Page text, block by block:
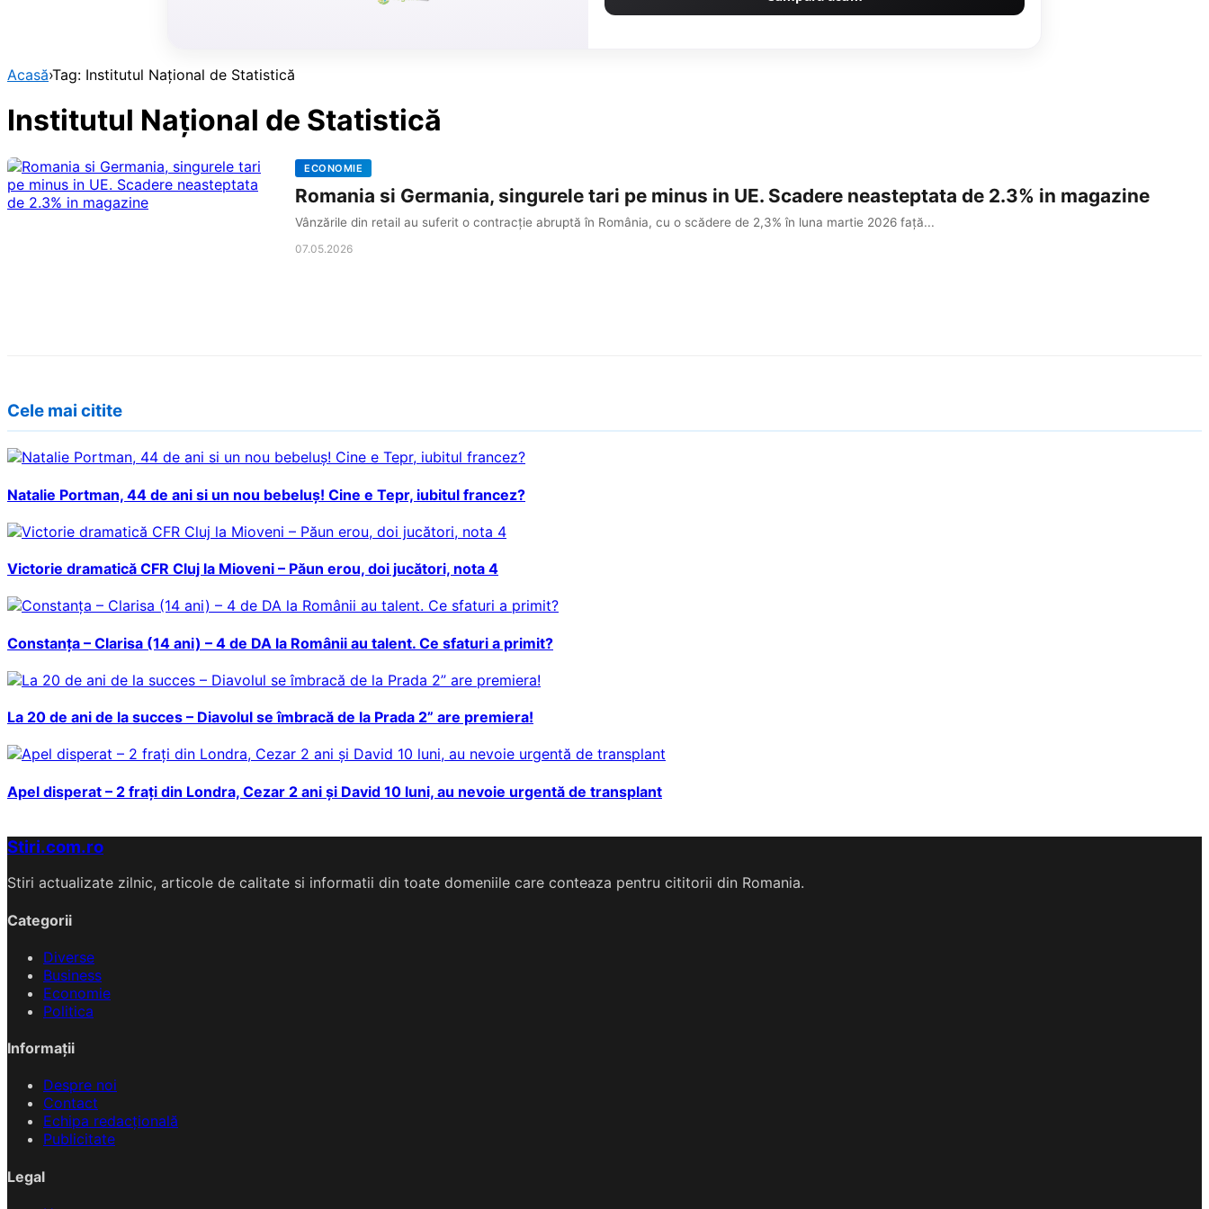
Acasă›Tag: Institutul Național de Statistică
Institutul Național de Statistică
ECONOMIE
Romania si Germania, singurele tari pe minus in UE. Scadere neasteptata de 2.3% in magazine
Vânzările din retail au suferit o contracție abruptă în România, cu o scădere de 2,3% în luna martie 2026 față...
07.05.2026
Cele mai citite
Natalie Portman, 44 de ani si un nou bebeluș! Cine e Tepr, iubitul francez?
Victorie dramatică CFR Cluj la Mioveni – Păun erou, doi jucători, nota 4
Constanța – Clarisa (14 ani) – 4 de DA la Românii au talent. Ce sfaturi a primit?
La 20 de ani de la succes – Diavolul se îmbracă de la Prada 2” are premiera!
Apel disperat – 2 frați din Londra, Cezar 2 ani și David 10 luni, au nevoie urgentă de transplant
Stiri.com.ro
Stiri actualizate zilnic, articole de calitate si informatii din toate domeniile care conteaza pentru cititorii din Romania.
Categorii
Diverse
Business
Economie
Politica
Informații
Despre noi
Contact
Echipa redacțională
Publicitate
Legal